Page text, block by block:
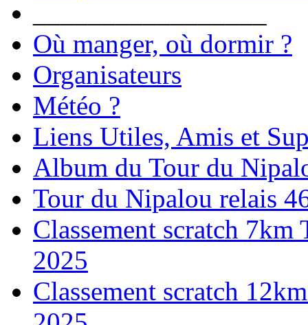
Où manger, où dormir ?
Organisateurs
Météo ?
Liens Utiles, Amis et
Album du Tour du
Tour du Nipalou relais
Classement scratch
2025
Classement scratch